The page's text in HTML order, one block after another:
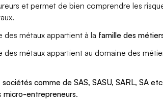
et permet de bien comprendre les
des métaux appartient à la famille des
métaux appartient au domaine des
sociétés comme de SAS, SASU, SARL, SA
micro-entrepreneurs.